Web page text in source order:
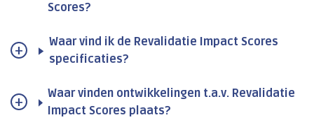
Scores?
Waar vind ik de Revalidatie Impact Scores
specificaties?
Waar vinden ontwikkelingen t.a.v. Revalidatie
Impact Scores plaats?